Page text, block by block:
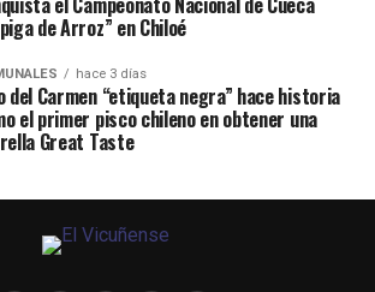
de Arroz” en Chiloé
hace 3 días
del Carmen “etiqueta negra” hace historia
el primer pisco chileno en obtener una
Great Taste